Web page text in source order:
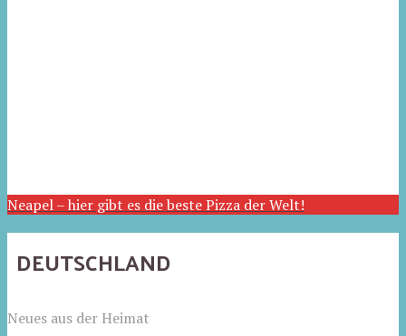
Neapel – hier gibt es die beste Pizza der Welt!
DEUTSCHLAND
Neues aus der Heimat